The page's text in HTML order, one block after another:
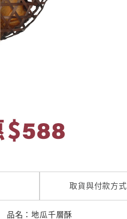
取貨與付款方式
品名：地瓜千層酥